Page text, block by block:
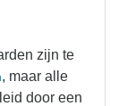
zijn te
, maar alle
door een